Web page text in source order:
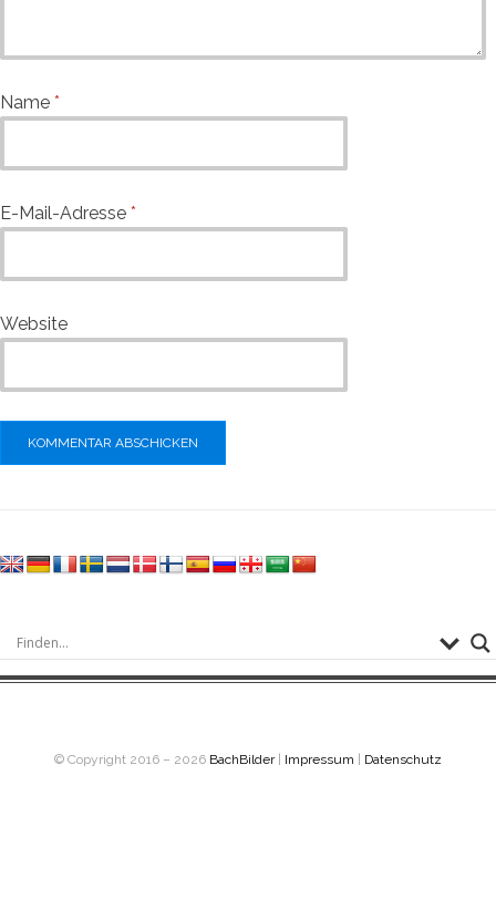
Name *
E-Mail-Adresse *
Website
© Copyright 2016 – 2026 BachBilder| Impressum | Datenschutz